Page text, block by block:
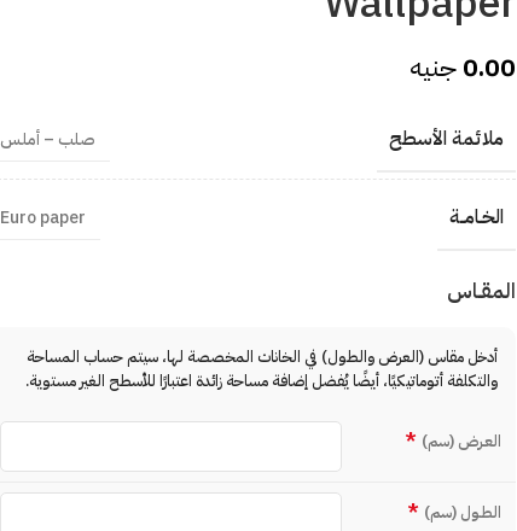
0.00جنيه
ملائمة الأسطح صلب – أملس
الخـامــة Euro paper
المقـاس
أدخل مقاس (العرض والطول) في الخانات المخصصة لها، سيتم حساب المساحة
والتكلفة أتوماتيكيًا، أيضًا يُفضل إضافة مساحة زائدة اعتبارًا للأسطح الغير مستوية.
العـرض (سم) *
الطـول (سم) *